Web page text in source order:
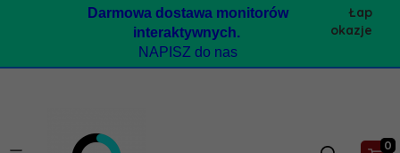
Darmowa dostawa monitorów
interaktywnych.
NAPISZ do nas
Łap
okazje
0